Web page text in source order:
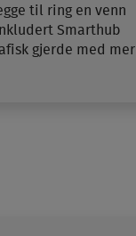
til ring en venn
Smarthub
gjerde med mer